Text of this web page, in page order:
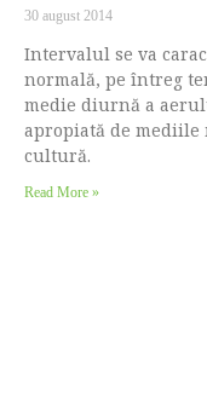
30 august 2014
Intervalul se va
normală, pe întreg
medie diurnă a
apropiată de
cultură.
Read More »